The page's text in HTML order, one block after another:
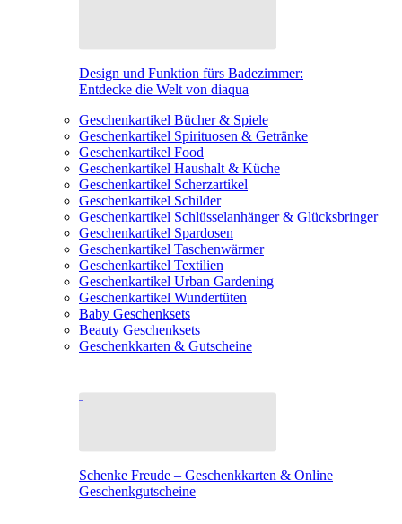
Design und Funktion fürs Badezimmer:
Entdecke die Welt von diaqua
Geschenkartikel Bücher & Spiele
Geschenkartikel Spirituosen & Getränke
Geschenkartikel Food
Geschenkartikel Haushalt & Küche
Geschenkartikel Scherzartikel
Geschenkartikel Schilder
Geschenkartikel Schlüsselanhänger & Glücksbringer
Geschenkartikel Spardosen
Geschenkartikel Taschenwärmer
Geschenkartikel Textilien
Geschenkartikel Urban Gardening
Geschenkartikel Wundertüten
Baby Geschenksets
Beauty Geschenksets
Geschenkkarten & Gutscheine
Schenke Freude – Geschenkkarten & Online
Geschenkgutscheine